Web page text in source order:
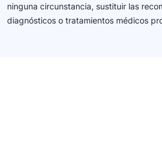
ninguna circunstancia, sustituir las
diagnósticos o tratamientos médicos